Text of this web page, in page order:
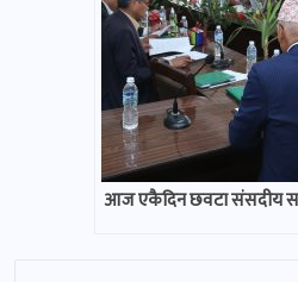
आज एकैदिन छवटा संसदीय